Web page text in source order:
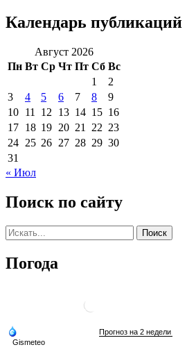
Календарь публикаций
Август 2026
Пн Вт Ср Чт Пт Сб Вс
1
2
3
4 5 6 7 8
9
10 11 12 13 14 15 16
17 18 19 20 21 22 23
24 25 26 27 28 29 30
31
« Июл
Поиск по сайту
Погода